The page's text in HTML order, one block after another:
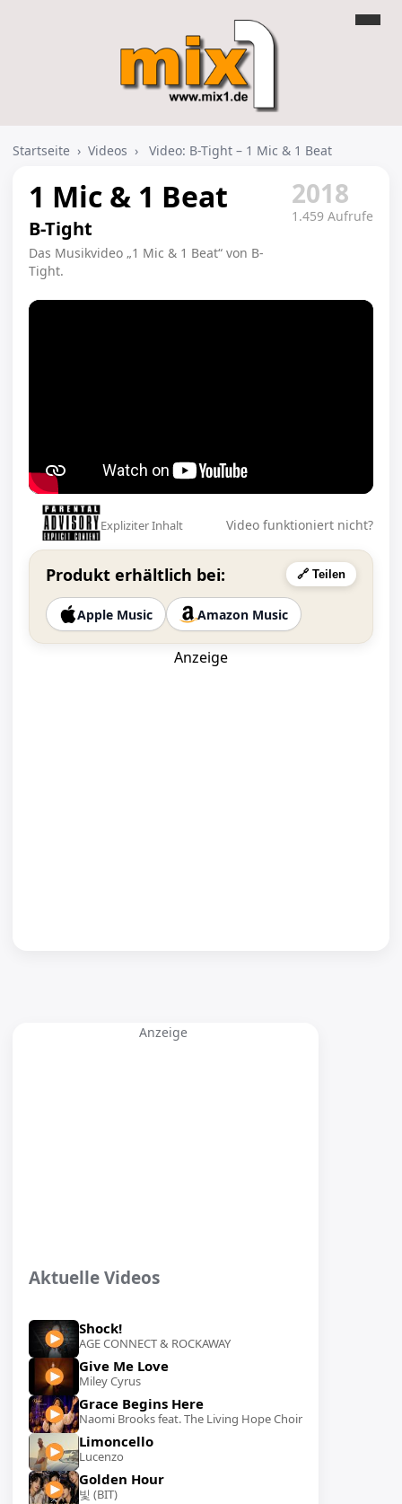
Startseite › Videos › Video: B-Tight – 1 Mic & 1 Beat
1 Mic & 1 Beat
B-Tight
Das Musikvideo „1 Mic & 1 Beat“ von B-
Tight.
2018
1.459 Aufrufe
Expliziter Inhalt Video funktioniert nicht?
Produkt erhältlich bei: 🔗 Teilen
Apple Music Amazon Music
Anzeige
Anzeige
Aktuelle Videos
Shock!
AGE CONNECT & ROCKAWAY
Give Me Love
Miley Cyrus
Grace Begins Here
Naomi Brooks feat. The Living Hope Choir
Limoncello
Lucenzo
Golden Hour
빛 (BIT)